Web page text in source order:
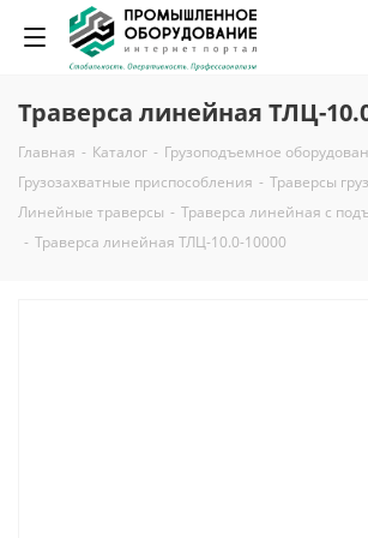
Траверса линейная ТЛЦ-
Главная - Каталог - Грузоподъемное
Грузозахватные приспособления - Траверсы
Линейные траверсы - Траверса линейная с
- Траверса линейная ТЛЦ-10.0-10000